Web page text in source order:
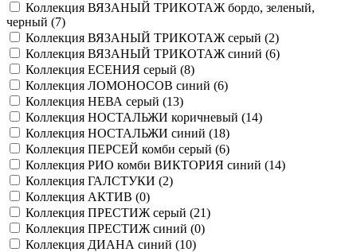
Коллекция ВЯЗАНЫЙ ТРИКОТАЖ бордо, зеленый,
черный (7)
Коллекция ВЯЗАНЫЙ ТРИКОТАЖ серый (2)
Коллекция ВЯЗАНЫЙ ТРИКОТАЖ синий (6)
Коллекция ЕСЕНИЯ серый (8)
Коллекция ЛОМОНОСОВ синий (6)
Коллекция НЕВА серый (13)
Коллекция НОСТАЛЬЖИ коричневый (14)
Коллекция НОСТАЛЬЖИ синий (18)
Коллекция ПЕРСЕЙ комби серый (6)
Коллекция РИО комби ВИКТОРИЯ синий (14)
Коллекция ГАЛСТУКИ (2)
Коллекция АКТИВ (0)
Коллекция ПРЕСТИЖ серый (21)
Коллекция ПРЕСТИЖ синий (0)
Коллекция ДИАНА синий (10)